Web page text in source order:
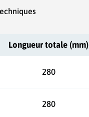
Longueur totale (mm)
280
280